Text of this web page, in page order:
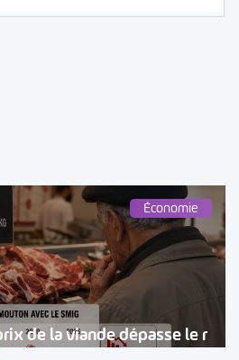
Économie
de la viande dépasse le r